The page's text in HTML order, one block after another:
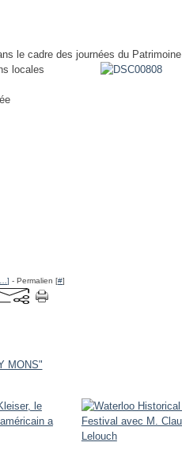
le cadre des journées du Patrimoine
locales
] - Permalien [#]
MONS"